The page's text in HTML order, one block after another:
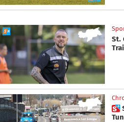
St.
 St. Georgen: Warum ein